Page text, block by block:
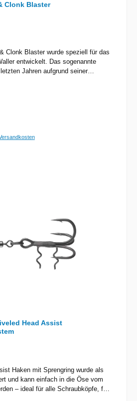
Clonk Blaster
Clonk Blaster wurde speziell für das
entwickelt. Das sogenannte
Jahren aufgrund seiner
In Verbindung mit einem
macht dies die Welse
sehr schnell zum
Uni Cat zum Klopfen auf
FischenMaterial 100%
Head Assist
Haken mit Sprengring wurde als
und kann einfach in die Öse vom
– ideal für alle Schraubköpfe, für